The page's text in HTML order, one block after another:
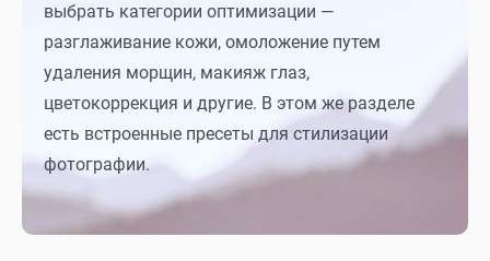
выбрать категории оптимизации —
разглаживание кожи, омоложение путем
удаления морщин, макияж глаз,
цветокоррекция и другие. В этом же разделе
есть встроенные пресеты для стилизации
фотографии.